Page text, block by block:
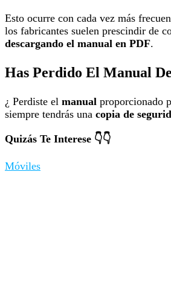
Esto ocurre con cada vez más
los fabricantes suelen prescindir de
descargando el manual en PDF.
Has Perdido El Manual
¿ Perdiste el manual proporcionado
siempre tendrás una copia de
Quizás Te Interese 👇👇
Móviles